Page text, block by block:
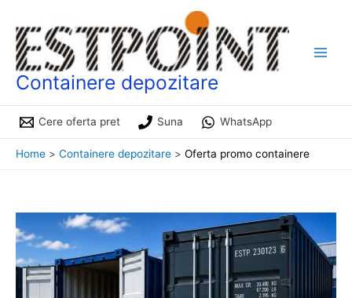
content
Containere depozitare
Cere oferta pret Suna WhatsApp
Home Containere depozitare Oferta promo containere